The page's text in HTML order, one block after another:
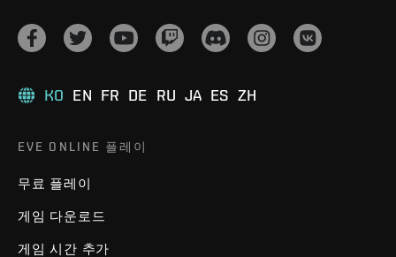
KO EN FR DE RU JA ES ZH
EVE ONLINE 플레이
무료 플레이
게임 다운로드
게임 시간 추가